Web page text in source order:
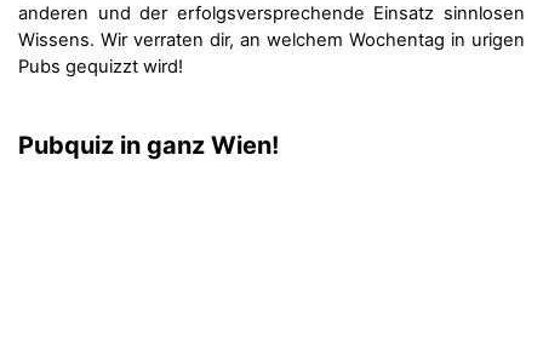
anderen und der erfolgsversprechende Einsatz sinnlosen
Wissens. Wir verraten dir, an welchem Wochentag in urigen
Pubs gequizzt wird!
Pubquiz in ganz Wien!